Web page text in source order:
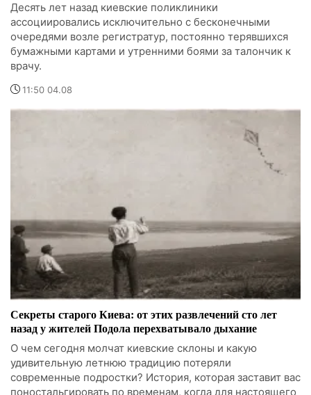
Десять лет назад киевские поликлиники
ассоциировались исключительно с бесконечными
очередями возле регистратур, постоянно терявшихся
бумажными картами и утренними боями за талончик к
врачу.
11:50 04.08
Секреты старого Киева: от этих развлечений сто лет
назад у жителей Подола перехватывало дыхание
О чем сегодня молчат киевские склоны и какую
удивительную летнюю традицию потеряли
современные подростки? История, которая заставит вас
поностальгировать по временам, когда для настоящего